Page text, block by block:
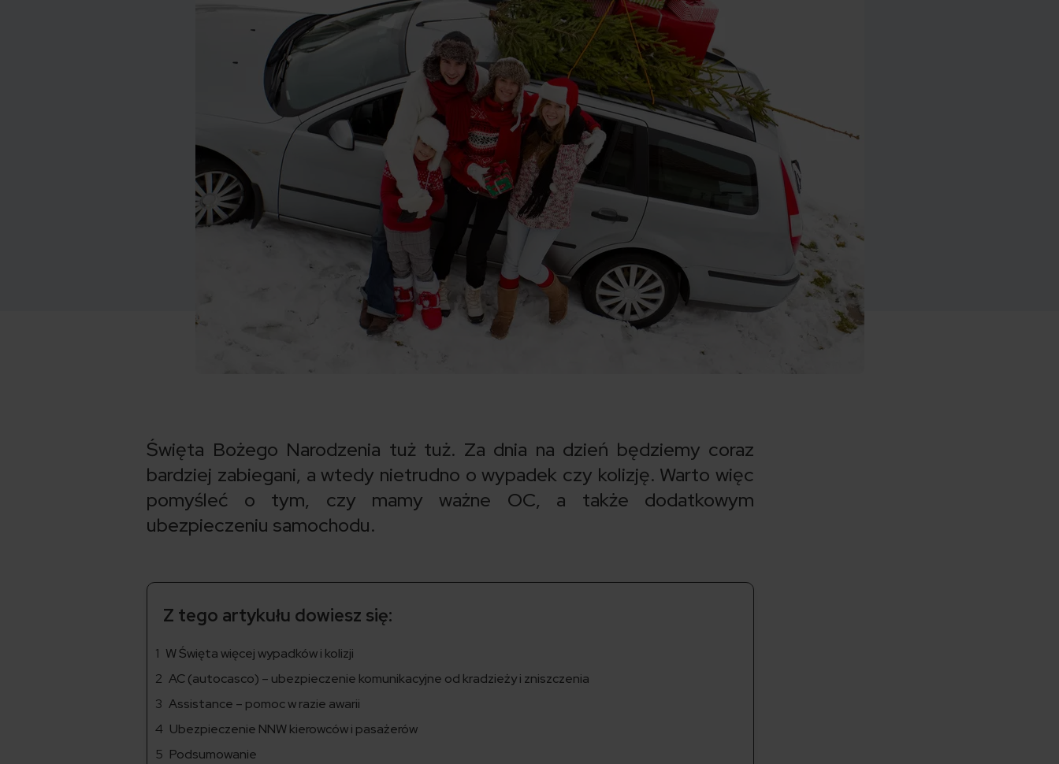
Święta Bożego Narodzenia tuż tuż. Za dnia na dzień będziemy coraz
bardziej zabiegani, a wtedy nietrudno o wypadek czy kolizję. Warto więc
pomyśleć o tym, czy mamy ważne OC, a także dodatkowym
ubezpieczeniu samochodu.
Z tego artykułu dowiesz się:
W Święta więcej wypadków i kolizji
AC (autocasco) – ubezpieczenie komunikacyjne od kradzieży i zniszczenia
Assistance – pomoc w razie awarii
Ubezpieczenie NNW kierowców i pasażerów
Podsumowanie